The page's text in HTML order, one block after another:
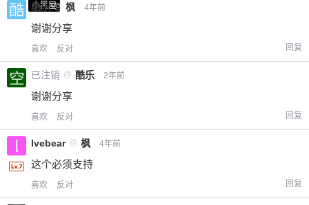
小黑屋
酷乐 @ 枫 4年前
谢谢分享
喜欢 反对 回复
已注销 @ 酷乐 2年前
谢谢分享
喜欢 反对 回复
lvebear @ 枫 4年前
这个必须支持
喜欢 反对 回复